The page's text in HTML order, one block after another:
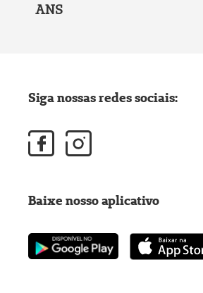
ANS
Siga nossas redes sociais:
Baixe nosso aplicativo